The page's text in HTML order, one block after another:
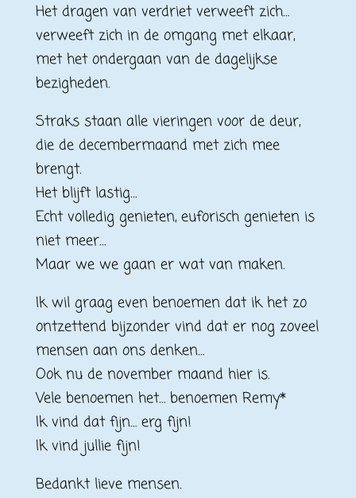
Het dragen van verdriet verweeft zich…
verweeft zich in de omgang met elkaar,
met het ondergaan van de dagelijkse
bezigheden.
Straks staan alle vieringen voor de deur,
die de decembermaand met zich mee
brengt.
Het blijft lastig…
Echt volledig genieten, euforisch genieten is
niet meer…
Maar we we gaan er wat van maken.
Ik wil graag even benoemen dat ik het zo
ontzettend bijzonder vind dat er nog zoveel
mensen aan ons denken…
Ook nu de november maand hier is.
Vele benoemen het… benoemen Remy*
Ik vind dat fijn… erg fijn!
Ik vind jullie fijn!
Bedankt lieve mensen.